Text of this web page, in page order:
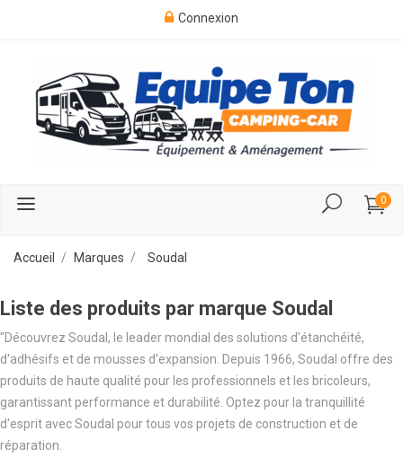
Connexion
0
Accueil Marques Soudal
Liste des produits par marque Soudal
"Découvrez Soudal, le leader mondial des solutions d'étanchéité,
d'adhésifs et de mousses d'expansion. Depuis 1966, Soudal offre des
produits de haute qualité pour les professionnels et les bricoleurs,
garantissant performance et durabilité. Optez pour la tranquillité
d'esprit avec Soudal pour tous vos projets de construction et de
réparation.